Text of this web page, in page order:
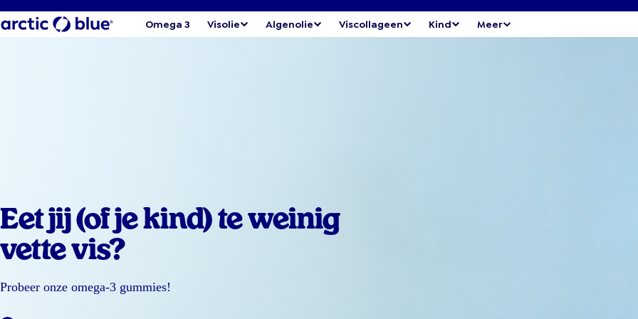
Omega 3 Visolie Algenolie Viscollageen Kind Meer
Eet jij (of je kind) te weinig
vette vis?
Probeer onze omega-3 gummies!